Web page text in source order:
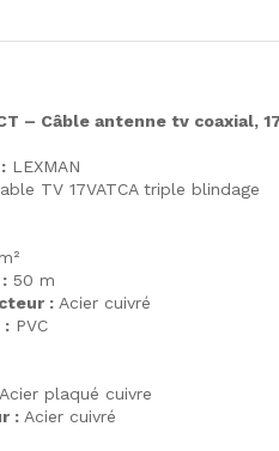
– Câble antenne tv coaxial,
LEXMAN
TV 17VATCA triple blindage
50 m
:Acier cuivré
:PVC
plaqué cuivre
:Acier cuivré